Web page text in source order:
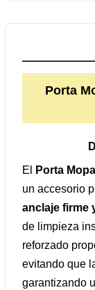
Porta
El Porta
un accesorio
anclaje firme
de limpieza
reforzado
evitando que
garantizando